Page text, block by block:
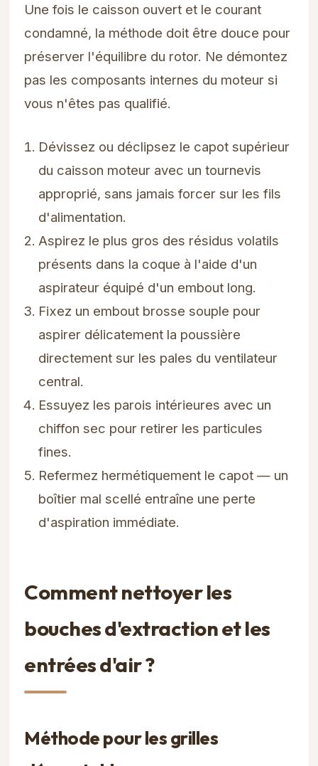
Une fois le caisson ouvert et le courant
condamné, la méthode doit être douce pour
préserver l'équilibre du rotor. Ne démontez
pas les composants internes du moteur si
vous n'êtes pas qualifié.
Dévissez ou déclipsez le capot supérieur
du caisson moteur avec un tournevis
approprié, sans jamais forcer sur les fils
d'alimentation.
Aspirez le plus gros des résidus volatils
présents dans la coque à l'aide d'un
aspirateur équipé d'un embout long.
Fixez un embout brosse souple pour
aspirer délicatement la poussière
directement sur les pales du ventilateur
central.
Essuyez les parois intérieures avec un
chiffon sec pour retirer les particules
fines.
Refermez hermétiquement le capot — un
boîtier mal scellé entraîne une perte
d'aspiration immédiate.
Comment nettoyer les
bouches d'extraction et les
entrées d'air ?
Méthode pour les grilles